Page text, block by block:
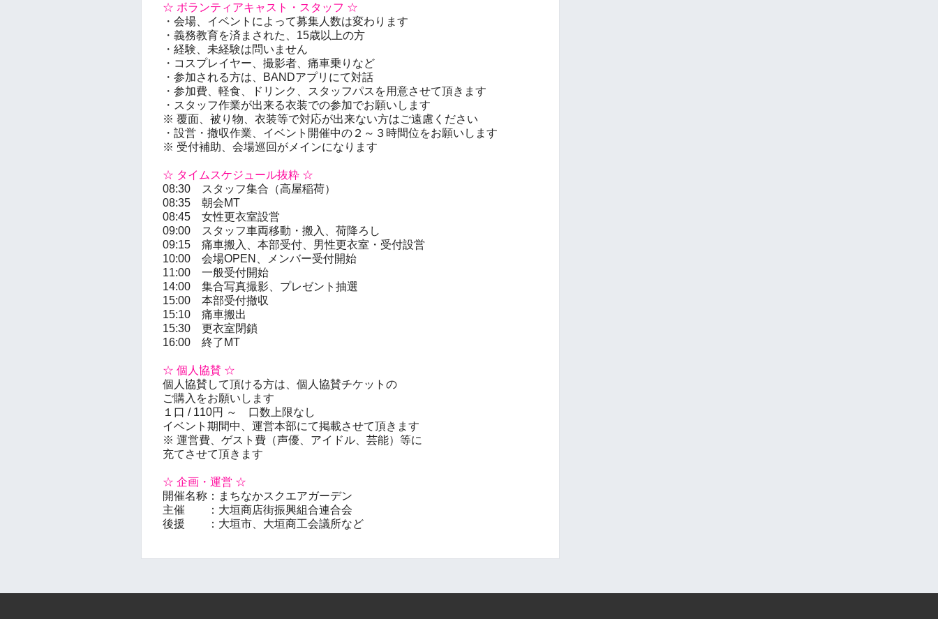
☆ ボランティアキャスト・スタッフ ☆
・会場、イベントによって募集人数は変わります
・義務教育を済まされた、15歳以上の方
・経験、未経験は問いません
・コスプレイヤー、撮影者、痛車乗りなど
・参加される方は、BANDアプリにて対話
・参加費、軽食、ドリンク、スタッフパスを用意させて頂きます
・スタッフ作業が出来る衣装での参加でお願いします
※ 覆面、被り物、衣装等で対応が出来ない方はご遠慮ください
・設営・撤収作業、イベント開催中の２～３時間位をお願いします
※ 受付補助、会場巡回がメインになります
☆ タイムスケジュール抜粋 ☆
08:30 スタッフ集合（高屋稲荷）
08:35 朝会MT
08:45 女性更衣室設営
09:00 スタッフ車両移動・搬入、荷降ろし
09:15 痛車搬入、本部受付、男性更衣室・受付設営
10:00 会場OPEN、メンバー受付開始
11:00 一般受付開始
14:00 集合写真撮影、プレゼント抽選
15:00 本部受付撤収
15:10 痛車搬出
15:30 更衣室閉鎖
16:00 終了MT
☆ 個人協賛 ☆
個人協賛して頂ける方は、個人協賛チケットの
ご購入をお願いします
１口 / 110円 ～ 口数上限なし
イベント期間中、運営本部にて掲載させて頂きます
※ 運営費、ゲスト費（声優、アイドル、芸能）等に
充てさせて頂きます
☆ 企画・運営 ☆
開催名称：まちなかスクエアガーデン
主催 ：大垣商店街振興組合連合会
後援 ：大垣市、大垣商工会議所など